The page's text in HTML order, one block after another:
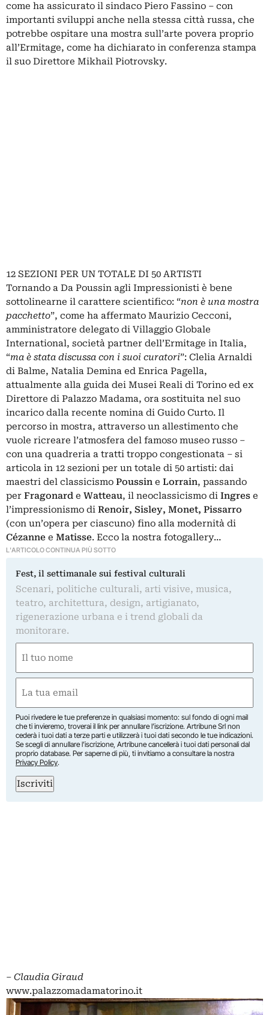
come ha assicurato il sindaco Piero Fassino – con
importanti sviluppi anche nella stessa città russa, che
potrebbe ospitare una mostra sull’arte povera proprio
all’Ermitage, come ha dichiarato in conferenza stampa
il suo Direttore Mikhail Piotrovsky.
12 SEZIONI PER UN TOTALE DI 50 ARTISTI
Tornando a Da Poussin agli Impressionisti è bene
sottolinearne il carattere scientifico: “non è una mostra
pacchetto”, come ha affermato Maurizio Cecconi,
amministratore delegato di Villaggio Globale
International, società partner dell’Ermitage in Italia,
“ma è stata discussa con i suoi curatori”: Clelia Arnaldi
di Balme, Natalia Demina ed Enrica Pagella,
attualmente alla guida dei Musei Reali di Torino ed ex
Direttore di Palazzo Madama, ora sostituita nel suo
incarico dalla recente nomina di Guido Curto. Il
percorso in mostra, attraverso un allestimento che
vuole ricreare l’atmosfera del famoso museo russo –
con una quadreria a tratti troppo congestionata – si
articola in 12 sezioni per un totale di 50 artisti: dai
maestri del classicismo Poussin e Lorrain, passando
per Fragonard e Watteau, il neoclassicismo di Ingres e
l’impressionismo di Renoir, Sisley, Monet, Pissarro
(con un’opera per ciascuno) fino alla modernità di
Cézanne e Matisse. Ecco la nostra fotogallery…
L'ARTICOLO CONTINUA PIÙ SOTTO
Fest, il settimanale sui festival culturali
Scenari, politiche culturali, arti visive, musica,
teatro, architettura, design, artigianato,
rigenerazione urbana e i trend globali da
monitorare.
(Obbligatorio)
Nome
(Obbligatorio)
Puoi rivedere le tue preferenze in qualsiasi momento: sul fondo di ogni mail
che ti invieremo, troverai il link per annullare l’iscrizione. Artribune Srl non
cederà i tuoi dati a terze parti e utilizzerà i tuoi dati secondo le tue indicazioni.
Se scegli di annullare l’iscrizione, Artribune cancellerà i tuoi dati personali dal
proprio database. Per saperne di più, ti invitiamo a consultare la nostra
Privacy Policy.
Iscriviti
– Claudia Giraud
www.palazzomadamatorino.it